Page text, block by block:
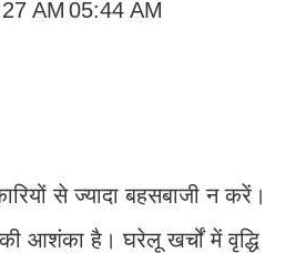
AM 05:44 AM
से ज्यादा बहसबाजी न करें।
आशंका है। घरेलू खर्चों में वृद्धि